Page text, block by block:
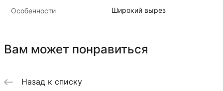
Особенности Широкий вырез
Вам может понравиться
Назад к списку